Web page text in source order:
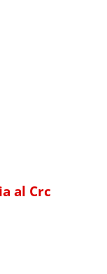
search
al Crc